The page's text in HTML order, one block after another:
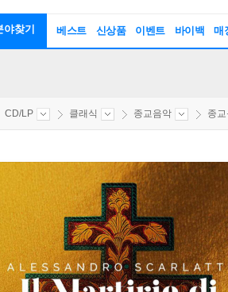
야찾기 베스트 신상품 이벤트 바이백 매
CD/LP 클래식 종교음악 종